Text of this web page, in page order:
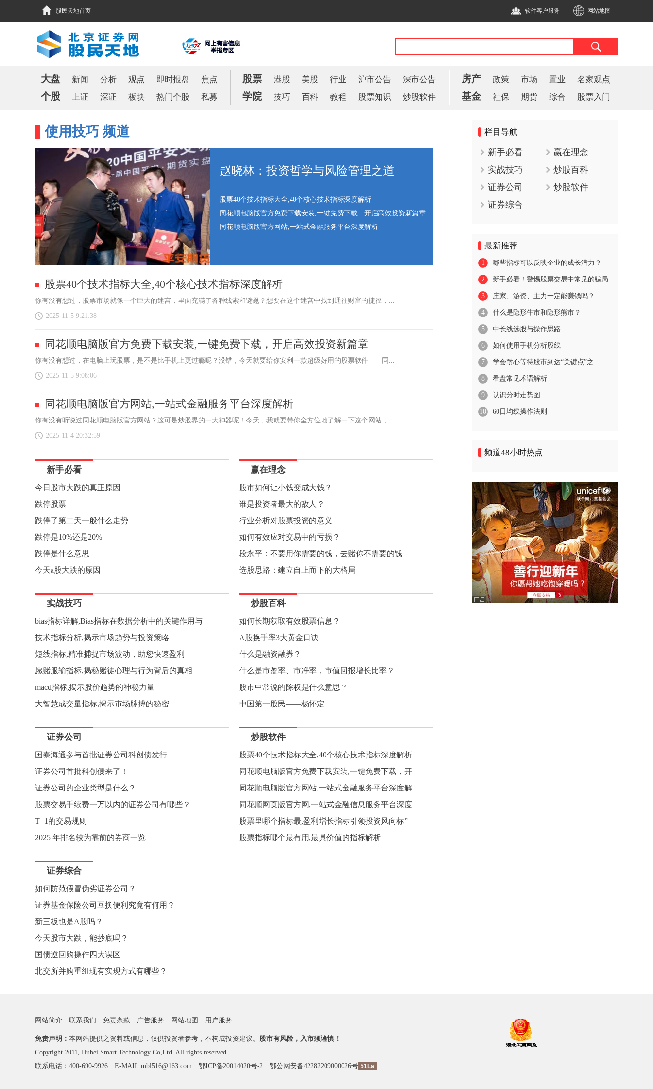
股民天地首页 软件客户服务 网站地图
大盘 新闻 分析 观点 即时报盘 焦点
个股 上证 深证 板块 热门个股 私募
股票 港股 美股 行业 沪市公告 深市公告
学院 技巧 百科 教程 股票知识 炒股软件
房产 政策 市场 置业 名家观点
基金 社保 期货 综合 股票入门
使用技巧 频道
赵晓林：投资哲学与风险管理之道
股票40个技术指标大全,40个核心技术指标深度解析
同花顺电脑版官方免费下载安装,一键免费下载，开启高效投资新篇章
同花顺电脑版官方网站,一站式金融服务平台深度解析
股票40个技术指标大全,40个核心技术指标深度解析
你有没有想过，股票市场就像一个巨大的迷宫，里面充满了各种线索和谜题？想要在这个迷宫中找到通往财富的捷径，...
2025-11-5 9:21:38
同花顺电脑版官方免费下载安装,一键免费下载，开启高效投资新篇章
你有没有想过，在电脑上玩股票，是不是比手机上更过瘾呢？没错，今天就要给你安利一款超级好用的股票软件——同...
2025-11-5 9:08:06
同花顺电脑版官方网站,一站式金融服务平台深度解析
你有没有听说过同花顺电脑版官方网站？这可是炒股界的一大神器呢！今天，我就要带你全方位地了解一下这个网站，...
2025-11-4 20:32:59
新手必看
今日股市大跌的真正原因
跌停股票
跌停了第二天一般什么走势
跌停是10%还是20%
跌停是什么意思
今天a股大跌的原因
赢在理念
股市如何让小钱变成大钱？
谁是投资者最大的敌人？
行业分析对股票投资的意义
如何有效应对交易中的亏损？
段永平：不要用你需要的钱，去赌你不需要的钱
选股思路：建立自上而下的大格局
实战技巧
bias指标详解,Bias指标在数据分析中的关键作用与
技术指标分析,揭示市场趋势与投资策略
短线指标,精准捕捉市场波动，助您快速盈利
愿赌服输指标,揭秘赌徒心理与行为背后的真相
macd指标,揭示股价趋势的神秘力量
大智慧成交量指标,揭示市场脉搏的秘密
炒股百科
如何长期获取有效股票信息？
A股换手率3大黄金口诀
什么是融资融券？
什么是市盈率、市净率，市值回报增长比率？
股市中常说的除权是什么意思？
中国第一股民——杨怀定
证券公司
国泰海通参与首批证券公司科创债发行
证券公司首批科创债来了！
证券公司的企业类型是什么？
股票交易手续费一万以内的证券公司有哪些？
T+1的交易规则
2025 年排名较为靠前的券商一览
炒股软件
股票40个技术指标大全,40个核心技术指标深度解析
同花顺电脑版官方免费下载安装,一键免费下载，开
同花顺电脑版官方网站,一站式金融服务平台深度解
同花顺网页版官方网,一站式金融信息服务平台深度
股票里哪个指标最,盈利增长指标引领投资风向标”
股票指标哪个最有用,最具价值的指标解析
证券综合
如何防范假冒伪劣证券公司？
证券基金保险公司互换便利究竟有何用？
新三板也是A股吗？
今天股市大跌，能抄底吗？
国债逆回购操作四大误区
北交所并购重组现有实现方式有哪些？
栏目导航
新手必看
赢在理念
实战技巧
炒股百科
证券公司
炒股软件
证券综合
最新推荐
1 哪些指标可以反映企业的成长潜力？
2 新手必看！警惕股票交易中常见的骗局
3 庄家、游资、主力一定能赚钱吗？
4 什么是隐形牛市和隐形熊市？
5 中长线选股与操作思路
6 如何使用手机分析股线
7 学会耐心等待股市到达“关键点”之
8 看盘常见术语解析
9 认识分时走势图
10 60日均线操作法则
频道48小时热点
网站简介 联系我们 免责条款 广告服务 网站地图 用户服务
免责声明： 本网站提供之资料或信息，仅供投资者参考，不构成投资建议。 股市有风险，入市须谨慎！
Copyright 2011, Hubei Smart Technology Co,Ltd. All rights reserved.
联系电话：400-690-9926 E-MAIL:mbl516@163.com 鄂ICP备20014020号-2 鄂公网安备42282209000026号 51La